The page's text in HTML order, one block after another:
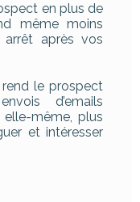
en plus de
même moins
après vos
rend le prospect
d’emails
même, plus
et intéresser